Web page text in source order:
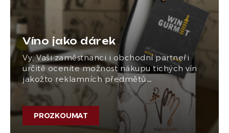
Víno jako dárek
Vy, Vaši zaměstnanci i obchodní partneři
určitě oceníte možnost nákupu tichých vín
jakožto reklamních předmětů…
PROZKOUMAT